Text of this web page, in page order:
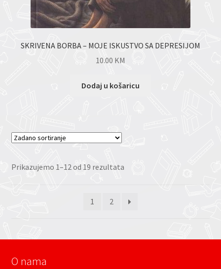
SKRIVENA BORBA – MOJE ISKUSTVO SA DEPRESIJOM
10.00 KM
Dodaj u košaricu
Prikazujemo 1–12 od 19 rezultata
1 2
O nama